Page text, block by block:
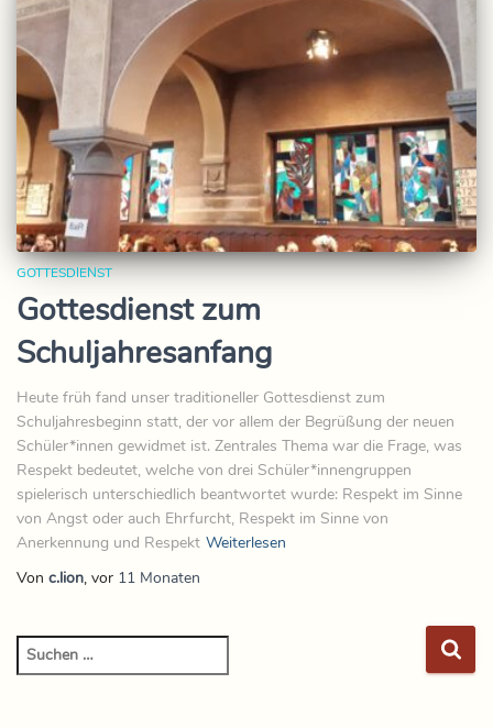
GOTTESDIENST
Gottesdienst zum
Schuljahresanfang
Heute früh fand unser traditioneller Gottesdienst zum
Schuljahresbeginn statt, der vor allem der Begrüßung der neuen
Schüler*innen gewidmet ist. Zentrales Thema war die Frage, was
Respekt bedeutet, welche von drei Schüler*innengruppen
spielerisch unterschiedlich beantwortet wurde: Respekt im Sinne
von Angst oder auch Ehrfurcht, Respekt im Sinne von
Anerkennung und Respekt Weiterlesen
Von c.lion, vor 11 Monaten